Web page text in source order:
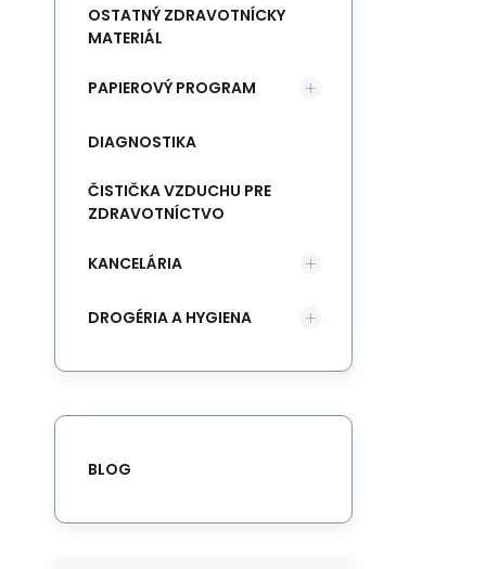
OSTATNÝ ZDRAVOTNÍCKY
MATERIÁL
PAPIEROVÝ PROGRAM
DIAGNOSTIKA
ČISTIČKA VZDUCHU PRE
ZDRAVOTNÍCTVO
KANCELÁRIA
DROGÉRIA A HYGIENA
BLOG